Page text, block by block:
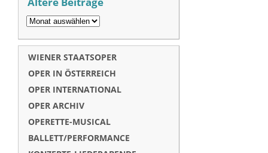
WIENER STAATSOPER
OPER IN ÖSTERREICH
OPER INTERNATIONAL
OPER ARCHIV
OPERETTE-MUSICAL
BALLETT/PERFORMANCE